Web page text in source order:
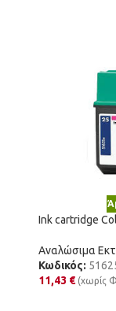
Ink cartridge
Αναλώσιμα
Κωδικός:
11,43 € (χωρίς